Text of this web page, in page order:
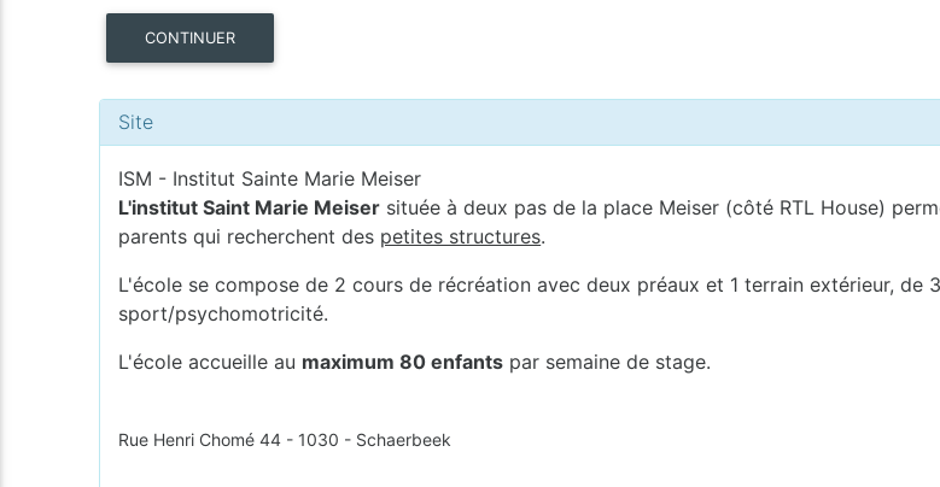
CONTINUER
Site
ISM - Institut Sainte Marie Meiser
L'institut Saint Marie Meiser située à deux pas de la place Meiser (côté RTL House)
parents qui recherchent des petites structures.
L'école se compose de 2 cours de récréation avec deux préaux et 1 terrain extérieur,
sport/psychomotricité.
L'école accueille au maximum 80 enfants par semaine de stage.
Rue Henri Chomé 44 - 1030 - Schaerbeek